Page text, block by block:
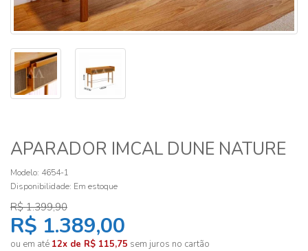
APARADOR IMCAL DUNE NATURE
Modelo: 4654-1
Disponibilidade: Em estoque
R$ 1.399,90
R$ 1.389,00
ou em até 12x de R$ 115,75 sem juros no cartão